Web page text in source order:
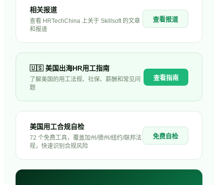
相关报道
查看 HRTechChina 上关于 Skillsoft的文章
和报道
查看报道
🇺🇸 美国出海HR用工指南
了解美国 的用工法规、社保、薪酬和常见问
题
查看指南
美国用工合规自检
72 个免费工具，覆盖加州/德州/纽约/联邦法
规，快速识别合规风险
免费自检